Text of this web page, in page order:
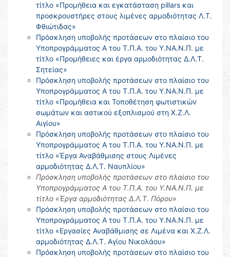
τίτλο «Προμήθεια και εγκατάσταση pillars και
προσκρουστήρες στους λιμένες αρμοδιότητας Λ.Τ.
Φθιώτιδας»
Πρόσκληση υποβολής προτάσεων στο πλαίσιο του
Υποπρογράμματος Α του Τ.Π.Α. του Υ.ΝΑ.Ν.Π. με
τίτλο «Προμήθειες και έργα αρμοδιότητας Δ.Λ.Τ.
Σητείας»
Πρόσκληση υποβολής προτάσεων στο πλαίσιο του
Υποπρογράμματος Α του Τ.Π.Α. του Υ.ΝΑ.Ν.Π. με
τίτλο «Προμήθεια και Τοποθέτηση φωτιστικών
σωμάτων και αστικού εξοπλισμού στη Χ.Ζ.Λ.
Αιγίου»
Πρόσκληση υποβολής προτάσεων στο πλαίσιο του
Υποπρογράμματος Α του Τ.Π.Α. του Υ.ΝΑ.Ν.Π. με
τίτλο «Έργα Αναβάθμισης στους Λιμένες
αρμοδιότητας Δ.Λ.Τ. Ναυπλίου»
Πρόσκληση υποβολής προτάσεων στο πλαίσιο του
Υποπρογράμματος Α του Τ.Π.Α. του Υ.ΝΑ.Ν.Π. με
τίτλο «Έργα αρμοδιότητας Δ.Λ.Τ. Πόρου»
Πρόσκληση υποβολής προτάσεων στο πλαίσιο του
Υποπρογράμματος Α του Τ.Π.Α. του Υ.ΝΑ.Ν.Π. με
τίτλο «Εργασίες Αναβάθμισης σε Λιμένα και Χ.Ζ.Λ.
αρμοδιότητας Δ.Λ.Τ. Αγίου Νικολάου»
Πρόσκληση υποβολής προτάσεων στο πλαίσιο του